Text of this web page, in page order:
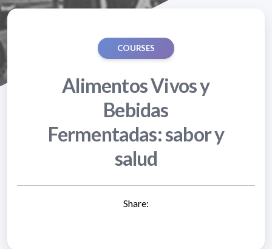
COURSES
Alimentos Vivos y
Bebidas
Fermentadas: sabor y
salud
Share: